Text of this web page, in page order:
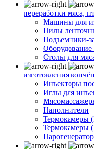
переработки мяса,
Машины для
Пилы
Подъемники-
Оборудование
Столы для
изготовления
Инъекторы
Иглы для
Наполнители
Термокамеры
Термокамеры